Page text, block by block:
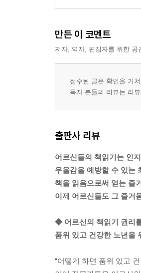
만든 이 코멘트
저자, 역자, 편집자를 위한
접수된 글은 확인을 거
독자 분들의 리뷰는 리
출판사 리뷰
어르신들의 책읽기는 인
우울감을 예방할 수 있는
책을 읽음으로써 얻는 즐
이제 어르신들도 그 즐거
◆ 어르신의 책읽기 권리
품위 있고 건강한 노년을
“어떻게 하면 품위 있고